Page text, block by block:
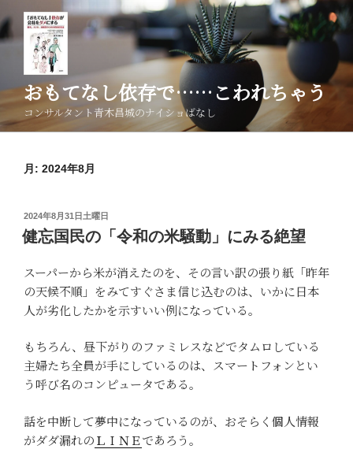
ン
テ
へ
ス
おもてなし依存で……こわれちゃう
コンサルタント青木昌城のナイショばなし
月: 2024年8月
投
稿
日:
2024年8月31日土曜日
健忘国民の「令和の米騒動」にみる絶望
スーパーから米が消えたのを、その言い訳の張り紙「昨年
の天候不順」をみてすぐさま信じ込むのは、いかに日本
人が劣化したかを示すいい例になっている。
もちろん、昼下がりのファミレスなどでタムロしている
主婦たち全員が手にしているのは、スマートフォンとい
う呼び名のコンピュータである。
話を中断して夢中になっているのが、おそらく個人情報
がダダ漏れのＬＩＮＥであろう。